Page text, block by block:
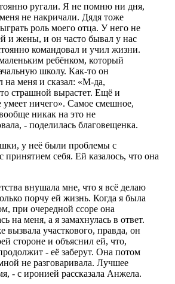
ругали. Я не помню ни дня,
не накричали. Дядя тоже
роль моего отца. У него не
и жены, и он часто бывал у нас
командовал и учил жизни.
ребёнком, который
школу. Как-то он
на меня и сказал: «М-да,
страшной вырастет. Ещё и
умеет ничего». Самое смешное,
никак на это не
- поделилась благовещенка.
у неё были проблемы с
принятием себя. Ей казалось, что она
внушала мне, что я всё делаю
порчу ей жизнь. Когда я была
при очередной ссоре она
на меня, а я замахнулась в ответ.
вызвала участкового, правда, он
стороне и объяснил ей, что,
- её заберут. Она потом
не разговаривала. Лучшее
- с иронией рассказала Анжела.